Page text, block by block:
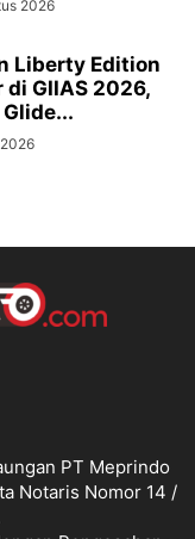
2026
Liberty Edition
GIIAS 2026,
PT Meprindo
Notaris Nomor 14 /